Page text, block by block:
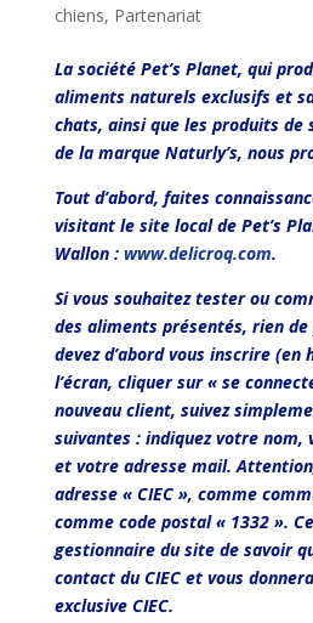
chiens, Partenariat
La société Pet’s Planet, qui
aliments naturels exclusifs et
chats, ainsi que les produits de
de la marque Naturly’s, nous
Tout d’abord, faites
visitant le site local de Pet’s
Wallon : www.delicroq.com.
Si vous souhaitez tester ou
des aliments présentés, rien
devez d’abord vous inscrire (en
l’écran, cliquer sur « se
nouveau client, suivez
suivantes : indiquez votre
et votre adresse mail.
adresse « CIEC », comme
comme code postal « 1332 ».
gestionnaire du site de savoir
contact du CIEC et vous
exclusive CIEC.